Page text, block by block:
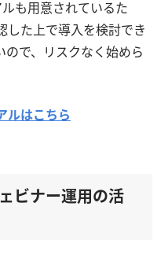
も用意されているた
した上で導入を検討でき
ので、リスクなく始めら
ルはこちら
ビナー運用の活